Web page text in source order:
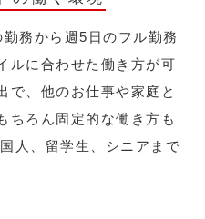
務から週5日のフル勤務
ルに合わせた働き方が可
で、他のお仕事や家庭と
ちろん固定的な働き方も
人、留学生、シニアまで